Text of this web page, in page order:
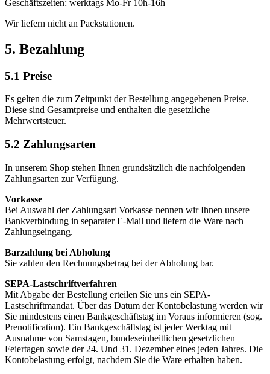
Geschäftszeiten: werktags Mo-Fr 10h-16h
Wir liefern nicht an Packstationen.
5. Bezahlung
5.1 Preise
Es gelten die zum Zeitpunkt der Bestellung angegebenen Preise.
Diese sind Gesamtpreise und enthalten die gesetzliche
Mehrwertsteuer.
5.2 Zahlungsarten
In unserem Shop stehen Ihnen grundsätzlich die nachfolgenden
Zahlungsarten zur Verfügung.
Vorkasse
Bei Auswahl der Zahlungsart Vorkasse nennen wir Ihnen unsere
Bankverbindung in separater E-Mail und liefern die Ware nach
Zahlungseingang.
Barzahlung bei Abholung
Sie zahlen den Rechnungsbetrag bei der Abholung bar.
SEPA-Lastschriftverfahren
Mit Abgabe der Bestellung erteilen Sie uns ein SEPA-
Lastschriftmandat. Über das Datum der Kontobelastung werden wir
Sie mindestens einen Bankgeschäftstag im Voraus informieren (sog.
Prenotification). Ein Bankgeschäftstag ist jeder Werktag mit
Ausnahme von Samstagen, bundeseinheitlichen gesetzlichen
Feiertagen sowie der 24. Und 31. Dezember eines jeden Jahres. Die
Kontobelastung erfolgt, nachdem Sie die Ware erhalten haben.